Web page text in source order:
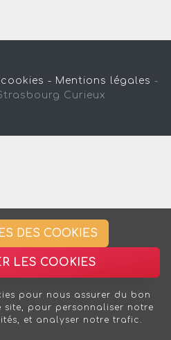
- Mentions légales -
Curieux
DES COOKIES
LES COOKIES
pour nous assurer du bon
site, pour personnaliser notre
et analyser notre trafic.